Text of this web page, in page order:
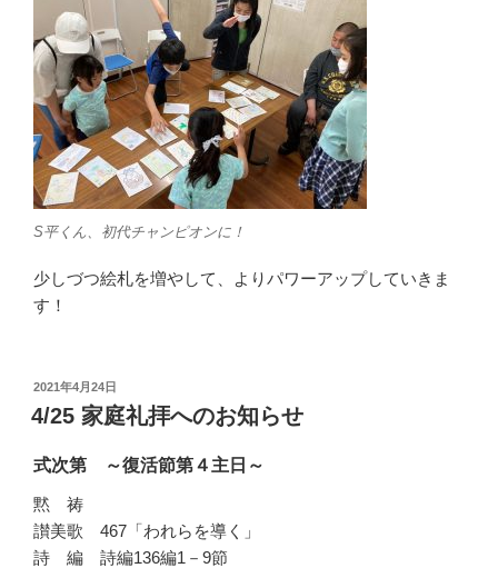
S平くん、初代チャンピオンに！
少しづつ絵札を増やして、よりパワーアップしていきま
す！
投
稿
日:
2021年4月24日
4/25 家庭礼拝へのお知らせ
式次第 ～復活節第４主日～
黙 祷
讃美歌 467「われらを導く」
詩 編 詩編136編1－9節